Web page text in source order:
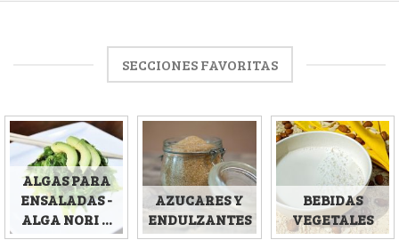
SECCIONES FAVORITAS
ALGAS PARA
ENSALADAS -
ALGA NORI ...
AZUCARES Y
ENDULZANTES
BEBIDAS
VEGETALES